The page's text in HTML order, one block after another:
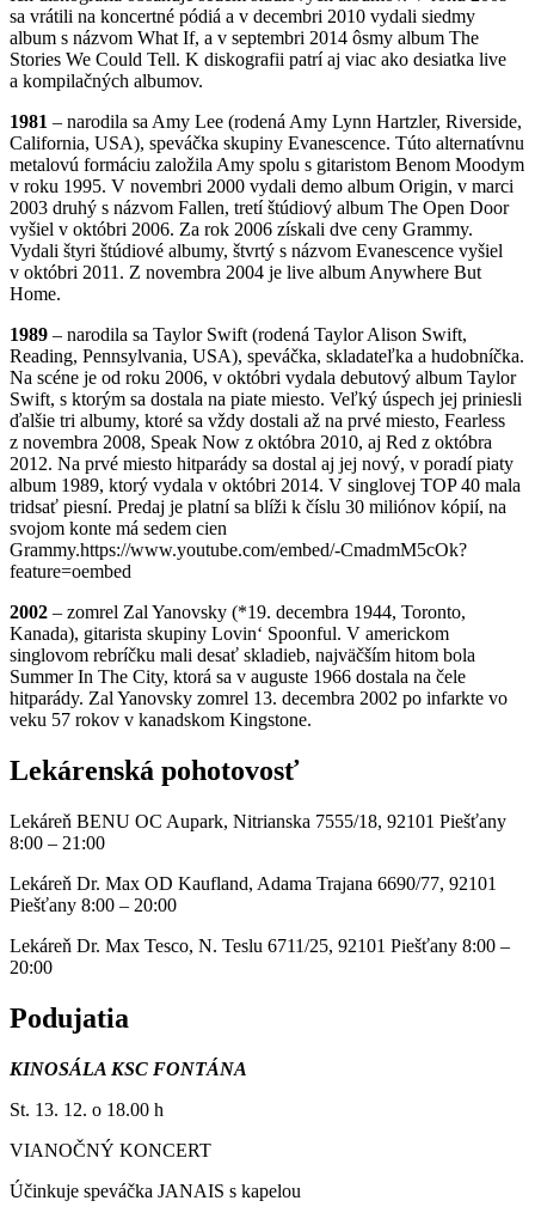
sa vrátili na koncertné pódiá a v decembri 2010 vydali siedmy
album s názvom What If, a v septembri 2014 ôsmy album The
Stories We Could Tell. K diskografii patrí aj viac ako desiatka live
a kompilačných albumov.
1981 – narodila sa Amy Lee (rodená Amy Lynn Hartzler, Riverside,
California, USA), speváčka skupiny Evanescence. Túto alternatívnu
metalovú formáciu založila Amy spolu s gitaristom Benom Moodym
v roku 1995. V novembri 2000 vydali demo album Origin, v marci
2003 druhý s názvom Fallen, tretí štúdiový album The Open Door
vyšiel v októbri 2006. Za rok 2006 získali dve ceny Grammy.
Vydali štyri štúdiové albumy, štvrtý s názvom Evanescence vyšiel
v októbri 2011. Z novembra 2004 je live album Anywhere But
Home.
1989 – narodila sa Taylor Swift (rodená Taylor Alison Swift,
Reading, Pennsylvania, USA), speváčka, skladateľka a hudobníčka.
Na scéne je od roku 2006, v októbri vydala debutový album Taylor
Swift, s ktorým sa dostala na piate miesto. Veľký úspech jej priniesli
ďalšie tri albumy, ktoré sa vždy dostali až na prvé miesto, Fearless
z novembra 2008, Speak Now z októbra 2010, aj Red z októbra
2012. Na prvé miesto hitparády sa dostal aj jej nový, v poradí piaty
album 1989, ktorý vydala v októbri 2014. V singlovej TOP 40 mala
tridsať piesní. Predaj je platní sa blíži k číslu 30 miliónov kópií, na
svojom konte má sedem cien
Grammy.https://www.youtube.com/embed/-CmadmM5cOk?
feature=oembed
2002 – zomrel Zal Yanovsky (*19. decembra 1944, Toronto,
Kanada), gitarista skupiny Lovin‘ Spoonful. V americkom
singlovom rebríčku mali desať skladieb, najväčším hitom bola
Summer In The City, ktorá sa v auguste 1966 dostala na čele
hitparády. Zal Yanovsky zomrel 13. decembra 2002 po infarkte vo
veku 57 rokov v kanadskom Kingstone.
Lekárenská pohotovosť
Lekáreň BENU OC Aupark, Nitrianska 7555/18, 92101 Piešťany
8:00 – 21:00
Lekáreň Dr. Max OD Kaufland, Adama Trajana 6690/77, 92101
Piešťany 8:00 – 20:00
Lekáreň Dr. Max Tesco, N. Teslu 6711/25, 92101 Piešťany 8:00 –
20:00
Podujatia
KINOSÁLA KSC FONTÁNA
St. 13. 12. o 18.00 h
VIANOČNÝ KONCERT
Účinkuje speváčka JANAIS s kapelou